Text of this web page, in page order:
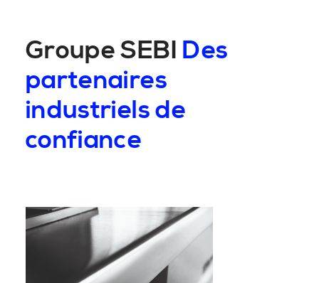
Groupe SEBI Des
partenaires
industriels de
confiance